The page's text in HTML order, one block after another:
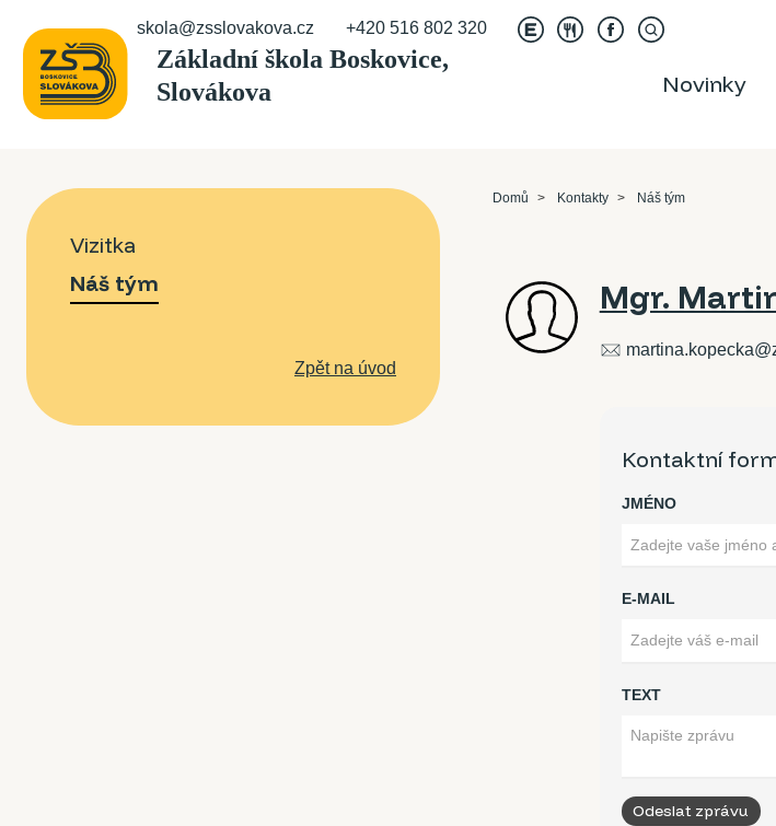
skola@zsslovakova.cz +420 516 802 320
Novinky
Vizitka
Náš tým
Zpět na úvod
Domů Kontakty Náš tým
Mgr.
Kontaktní
JMÉNO
E-MAIL
TEXT